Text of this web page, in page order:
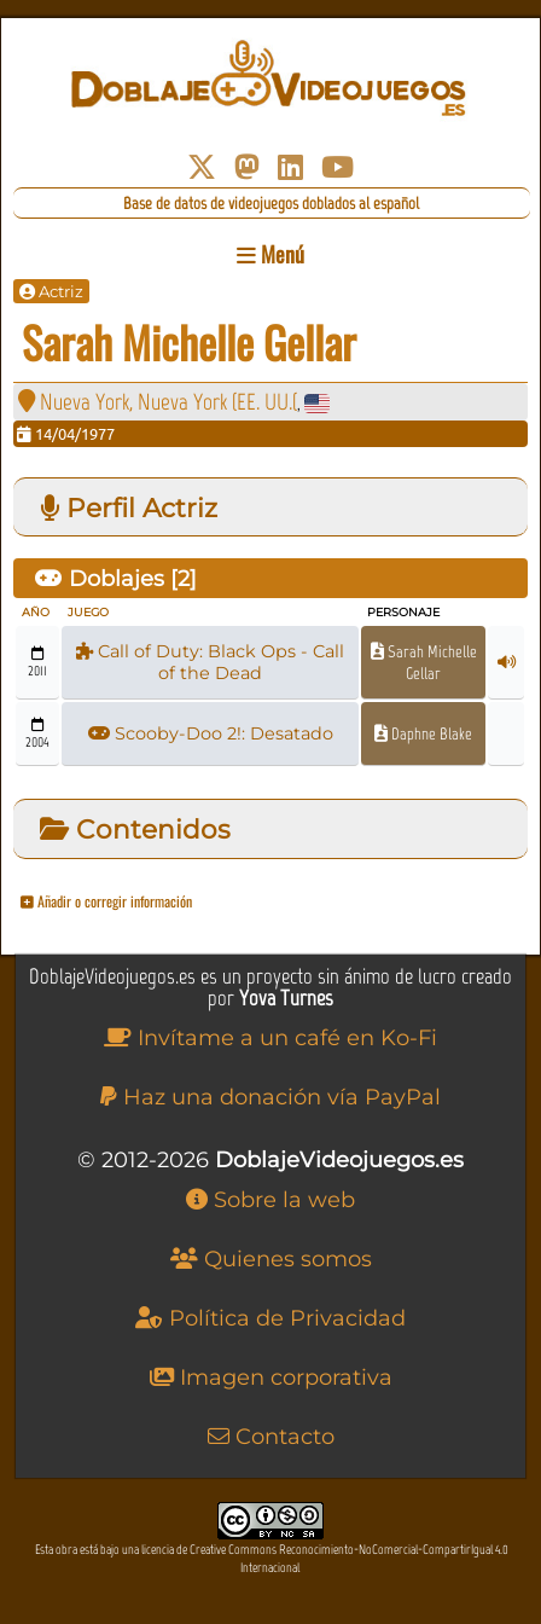
Base de datos de videojuegos doblados al español
Menú
Actriz
Sarah Michelle Gellar
Nueva York, Nueva York (EE. UU.(,
14/04/1977
Perfil Actriz
Doblajes [2]
AÑO JUEGO PERSONAJE
2011
Call of Duty: Black Ops - Call
of the Dead
Sarah Michelle
Gellar
2004 Scooby-Doo 2!: Desatado Daphne Blake
Contenidos
Añadir o corregir información
DoblajeVideojuegos.es es un proyecto sin ánimo de lucro creado
porYova Turnes
Invítame a un café en Ko-Fi
Haz una donación vía PayPal
© 2012-2026 DoblajeVideojuegos.es
Sobre la web
Quienes somos
Política de Privacidad
Imagen corporativa
Contacto
Esta obra está bajo una licencia de Creative Commons Reconocimiento-NoComercial-CompartirIgual 4.0
Internacional